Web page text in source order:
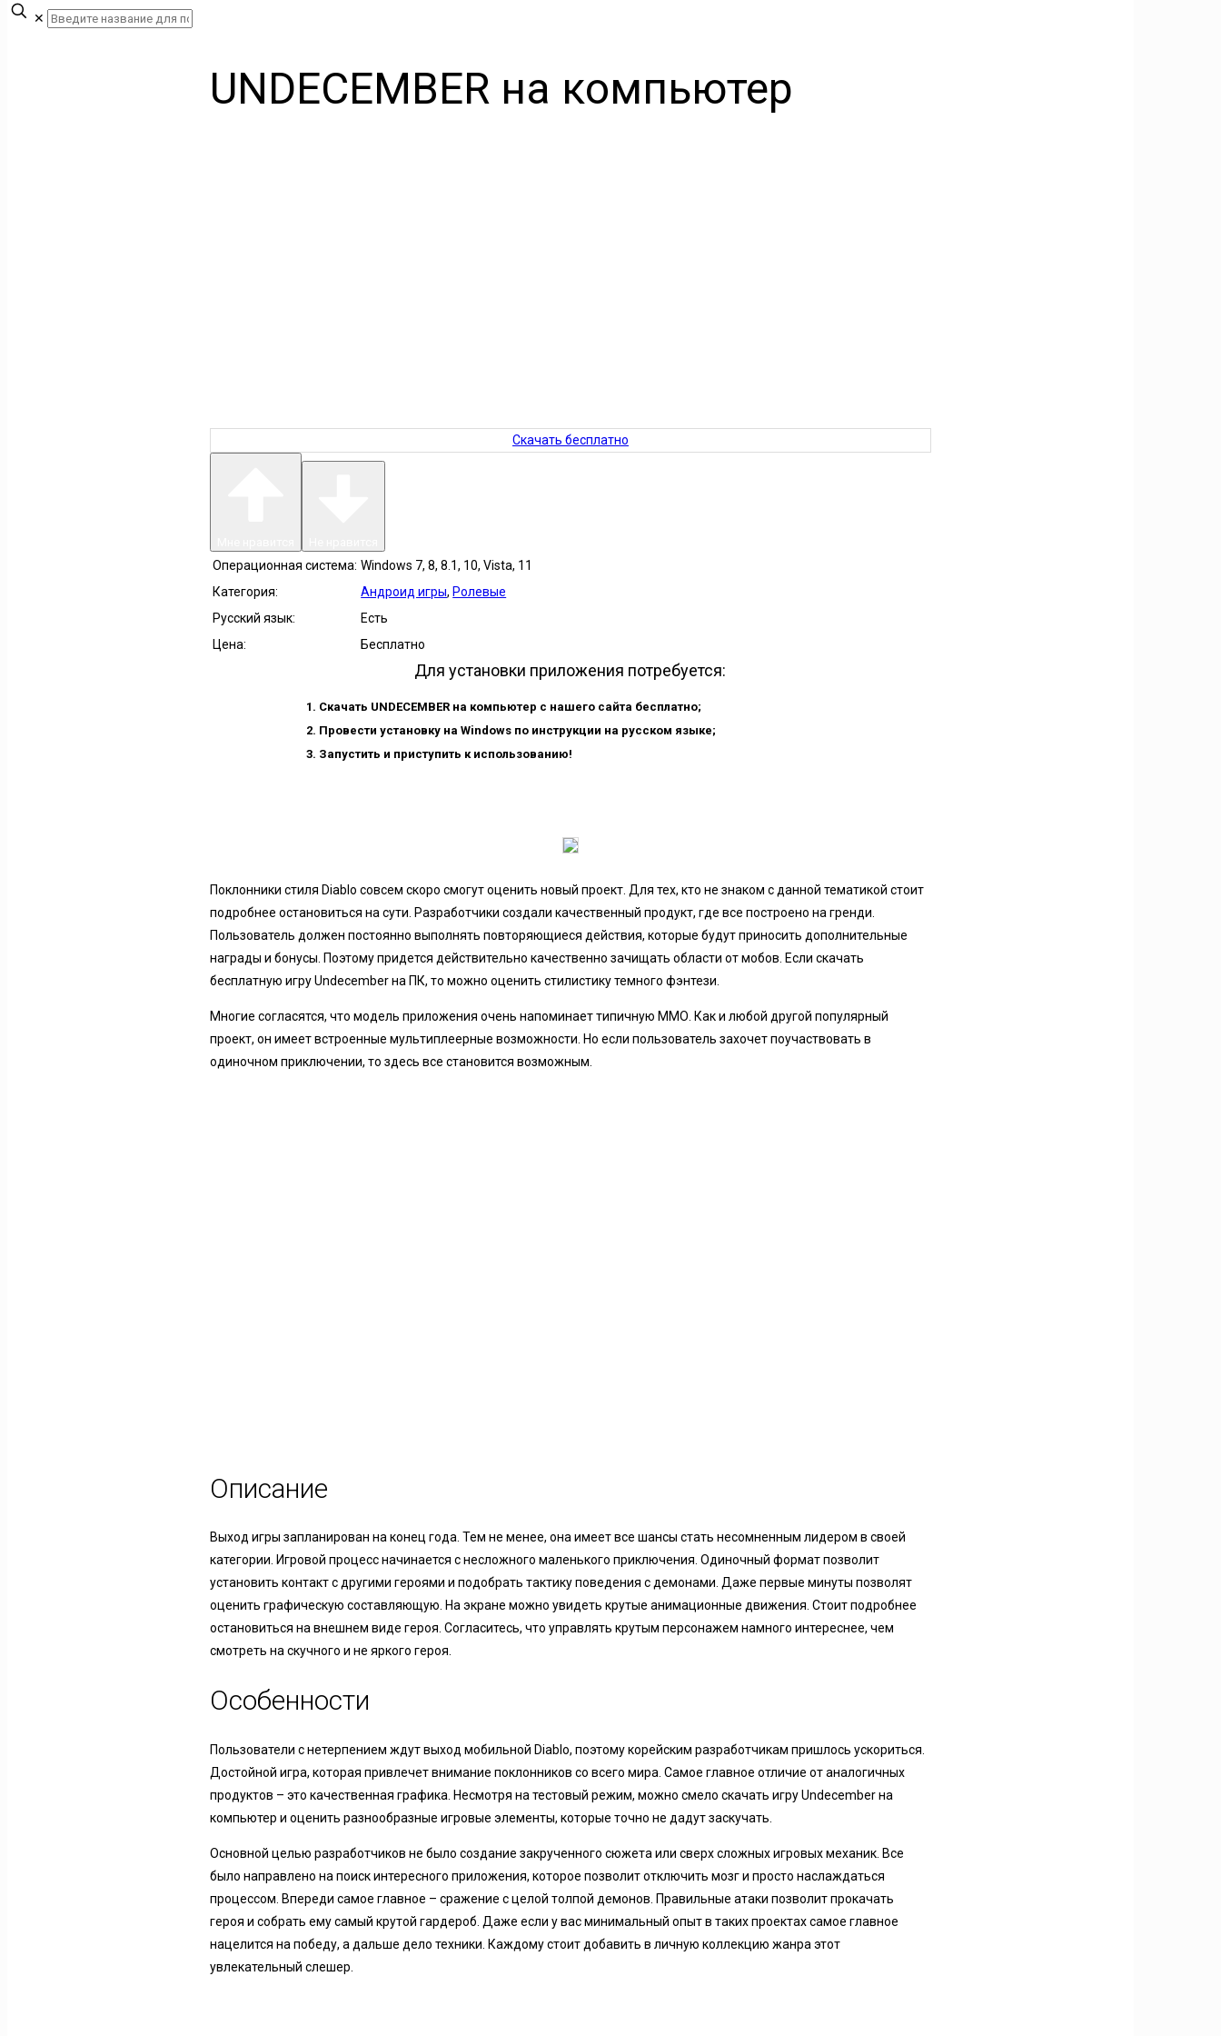
✕
UNDECEMBER на компьютер
Скачать бесплатно
Операционная система: Windows 7, 8, 8.1, 10, Vista, 11
Категория:
Андроид игры, Ролевые
Русский язык:
Есть
Цена:
Бесплатно
Для установки приложения потребуется:
Скачать UNDECEMBER на компьютер с нашего сайта бесплатно;
Провести установку на Windows по инструкции на русском языке;
Запустить и приступить к использованию!
Поклонники стиля Diablo совсем скоро смогут оценить новый проект. Для тех, кто не знаком с данной тематикой стоит
подробнее остановиться на сути. Разработчики создали качественный продукт, где все построено на гренди.
Пользователь должен постоянно выполнять повторяющиеся действия, которые будут приносить дополнительные
награды и бонусы. Поэтому придется действительно качественно зачищать области от мобов. Если скачать
бесплатную игру Undecember на ПК, то можно оценить стилистику темного фэнтези.
Многие согласятся, что модель приложения очень напоминает типичную ММО. Как и любой другой популярный
проект, он имеет встроенные мультиплеерные возможности. Но если пользователь захочет поучаствовать в
одиночном приключении, то здесь все становится возможным.
Описание
Выход игры запланирован на конец года. Тем не менее, она имеет все шансы стать несомненным лидером в своей
категории. Игровой процесс начинается с несложного маленького приключения. Одиночный формат позволит
установить контакт с другими героями и подобрать тактику поведения с демонами. Даже первые минуты позволят
оценить графическую составляющую. На экране можно увидеть крутые анимационные движения. Стоит подробнее
остановиться на внешнем виде героя. Согласитесь, что управлять крутым персонажем намного интереснее, чем
смотреть на скучного и не яркого героя.
Особенности
Пользователи с нетерпением ждут выход мобильной Diablo, поэтому корейским разработчикам пришлось ускориться.
Достойной игра, которая привлечет внимание поклонников со всего мира. Самое главное отличие от аналогичных
продуктов – это качественная графика. Несмотря на тестовый режим, можно смело скачать игру Undecember на
компьютер и оценить разнообразные игровые элементы, которые точно не дадут заскучать.
Основной целью разработчиков не было создание закрученного сюжета или сверх сложных игровых механик. Все
было направлено на поиск интересного приложения, которое позволит отключить мозг и просто наслаждаться
процессом. Впереди самое главное – сражение с целой толпой демонов. Правильные атаки позволит прокачать
героя и собрать ему самый крутой гардероб. Даже если у вас минимальный опыт в таких проектах самое главное
нацелится на победу, а дальше дело техники. Каждому стоит добавить в личную коллекцию жанра этот
увлекательный слешер.